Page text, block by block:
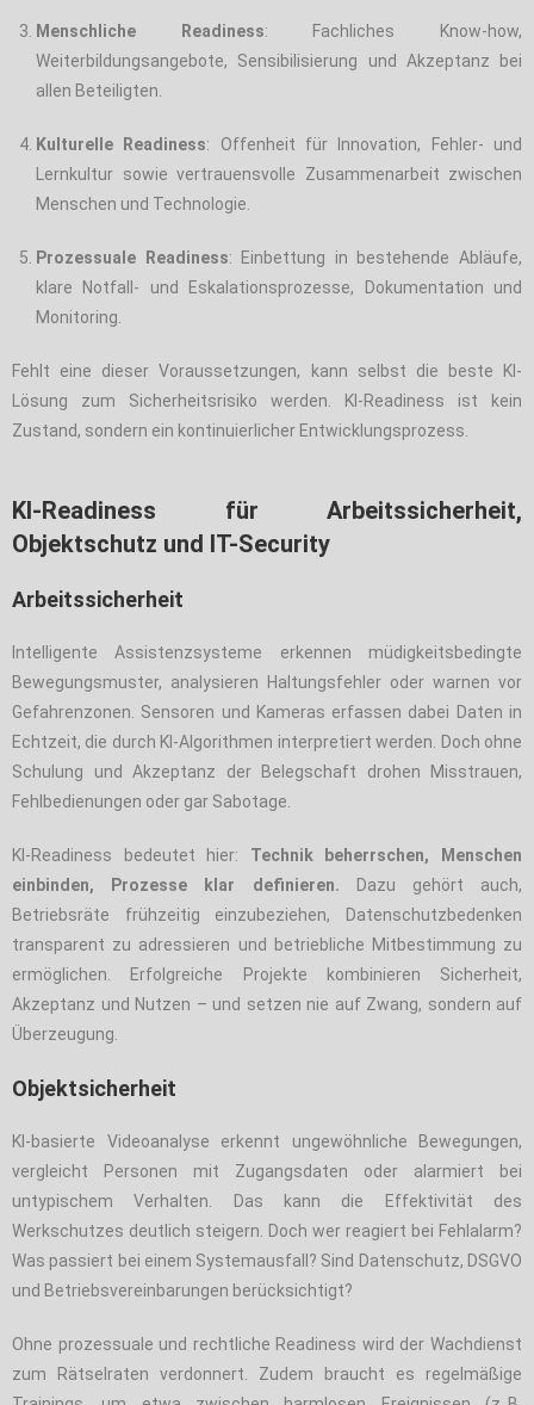
Menschliche Readiness: Fachliches Know-how,
Weiterbildungsangebote, Sensibilisierung und Akzeptanz bei
allen Beteiligten.
Kulturelle Readiness: Offenheit für Innovation, Fehler- und
Lernkultur sowie vertrauensvolle Zusammenarbeit zwischen
Menschen und Technologie.
Prozessuale Readiness: Einbettung in bestehende Abläufe,
klare Notfall- und Eskalationsprozesse, Dokumentation und
Monitoring.
Fehlt eine dieser Voraussetzungen, kann selbst die beste KI-
Lösung zum Sicherheitsrisiko werden. KI-Readiness ist kein
Zustand, sondern ein kontinuierlicher Entwicklungsprozess.
KI-Readiness für Arbeitssicherheit,
Objektschutz und IT-Security
Arbeitssicherheit
Intelligente Assistenzsysteme erkennen müdigkeitsbedingte
Bewegungsmuster, analysieren Haltungsfehler oder warnen vor
Gefahrenzonen. Sensoren und Kameras erfassen dabei Daten in
Echtzeit, die durch KI-Algorithmen interpretiert werden. Doch ohne
Schulung und Akzeptanz der Belegschaft drohen Misstrauen,
Fehlbedienungen oder gar Sabotage.
KI-Readiness bedeutet hier: Technik beherrschen, Menschen
einbinden, Prozesse klar definieren. Dazu gehört auch,
Betriebsräte frühzeitig einzubeziehen, Datenschutzbedenken
transparent zu adressieren und betriebliche Mitbestimmung zu
ermöglichen. Erfolgreiche Projekte kombinieren Sicherheit,
Akzeptanz und Nutzen – und setzen nie auf Zwang, sondern auf
Überzeugung.
Objektsicherheit
KI-basierte Videoanalyse erkennt ungewöhnliche Bewegungen,
vergleicht Personen mit Zugangsdaten oder alarmiert bei
untypischem Verhalten. Das kann die Effektivität des
Werkschutzes deutlich steigern. Doch wer reagiert bei Fehlalarm?
Was passiert bei einem Systemausfall? Sind Datenschutz, DSGVO
und Betriebsvereinbarungen berücksichtigt?
Ohne prozessuale und rechtliche Readiness wird der Wachdienst
zum Rätselraten verdonnert. Zudem braucht es regelmäßige